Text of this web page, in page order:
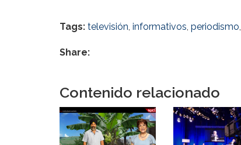
Tags: televisión, informativos, periodismo,
Share:
Contenido relacionado